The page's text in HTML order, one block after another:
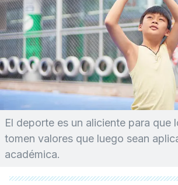
El deporte es un aliciente para que
tomen valores que luego sean
académica.